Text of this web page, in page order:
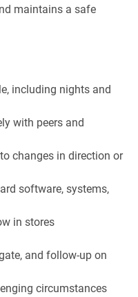
maintains a safe
including nights and
with peers and
changes in direction or
software, systems,
in stores
and follow-up on
circumstances